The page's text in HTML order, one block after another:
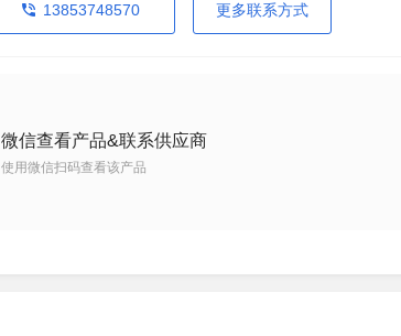
13853748570 更多联系方式
微信查看产品&联系供应商
使用微信扫码查看该产品